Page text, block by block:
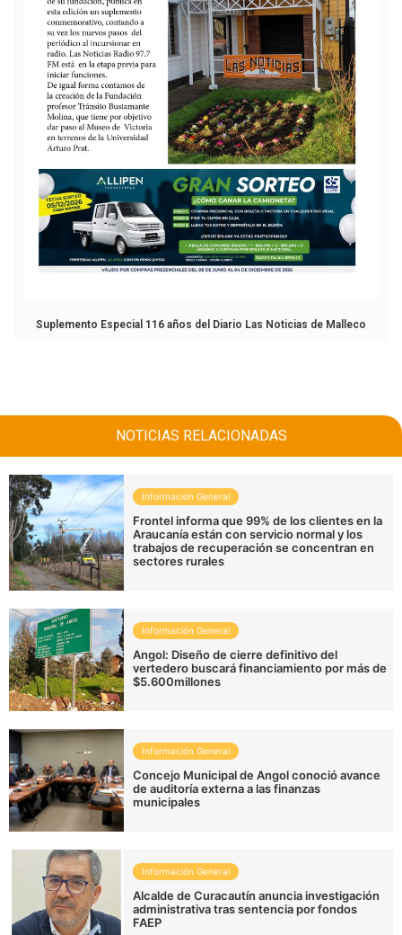
Suplemento Especial 116 años del Diario Las Noticias de Malleco
NOTICIAS RELACIONADAS
Información General
Frontel informa que 99% de los clientes en la
Araucanía están con servicio normal y los
trabajos de recuperación se concentran en
sectores rurales
Información General
Angol: Diseño de cierre definitivo del
vertedero buscará financiamiento por más de
$5.600millones
Información General
Concejo Municipal de Angol conoció avance
de auditoría externa a las finanzas
municipales
Información General
Alcalde de Curacautín anuncia investigación
administrativa tras sentencia por fondos
FAEP